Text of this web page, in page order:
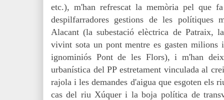
etc.), m'han refrescat la memòria pel que
despilfarradores gestions de les polítiques
Alacant (la subestació elèctrica de Patraix,
vivint sota un pont mentre es gasten
ignominiós Pont de les Flors), i m'han
urbanística del PP estretament vinculada al
rajola i les demandes d'aigua que esgoten els
cas del riu Xúquer i la boja política de